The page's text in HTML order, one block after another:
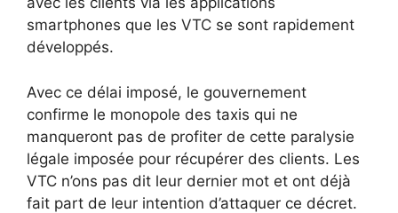
smartphones que les VTC se sont rapidement
développés.
Avec ce délai imposé, le gouvernement
confirme le monopole des taxis qui ne
manqueront pas de profiter de cette paralysie
légale imposée pour récupérer des clients. Les
VTC n’ons pas dit leur dernier mot et ont déjà
fait part de leur intention d’attaquer ce décret.